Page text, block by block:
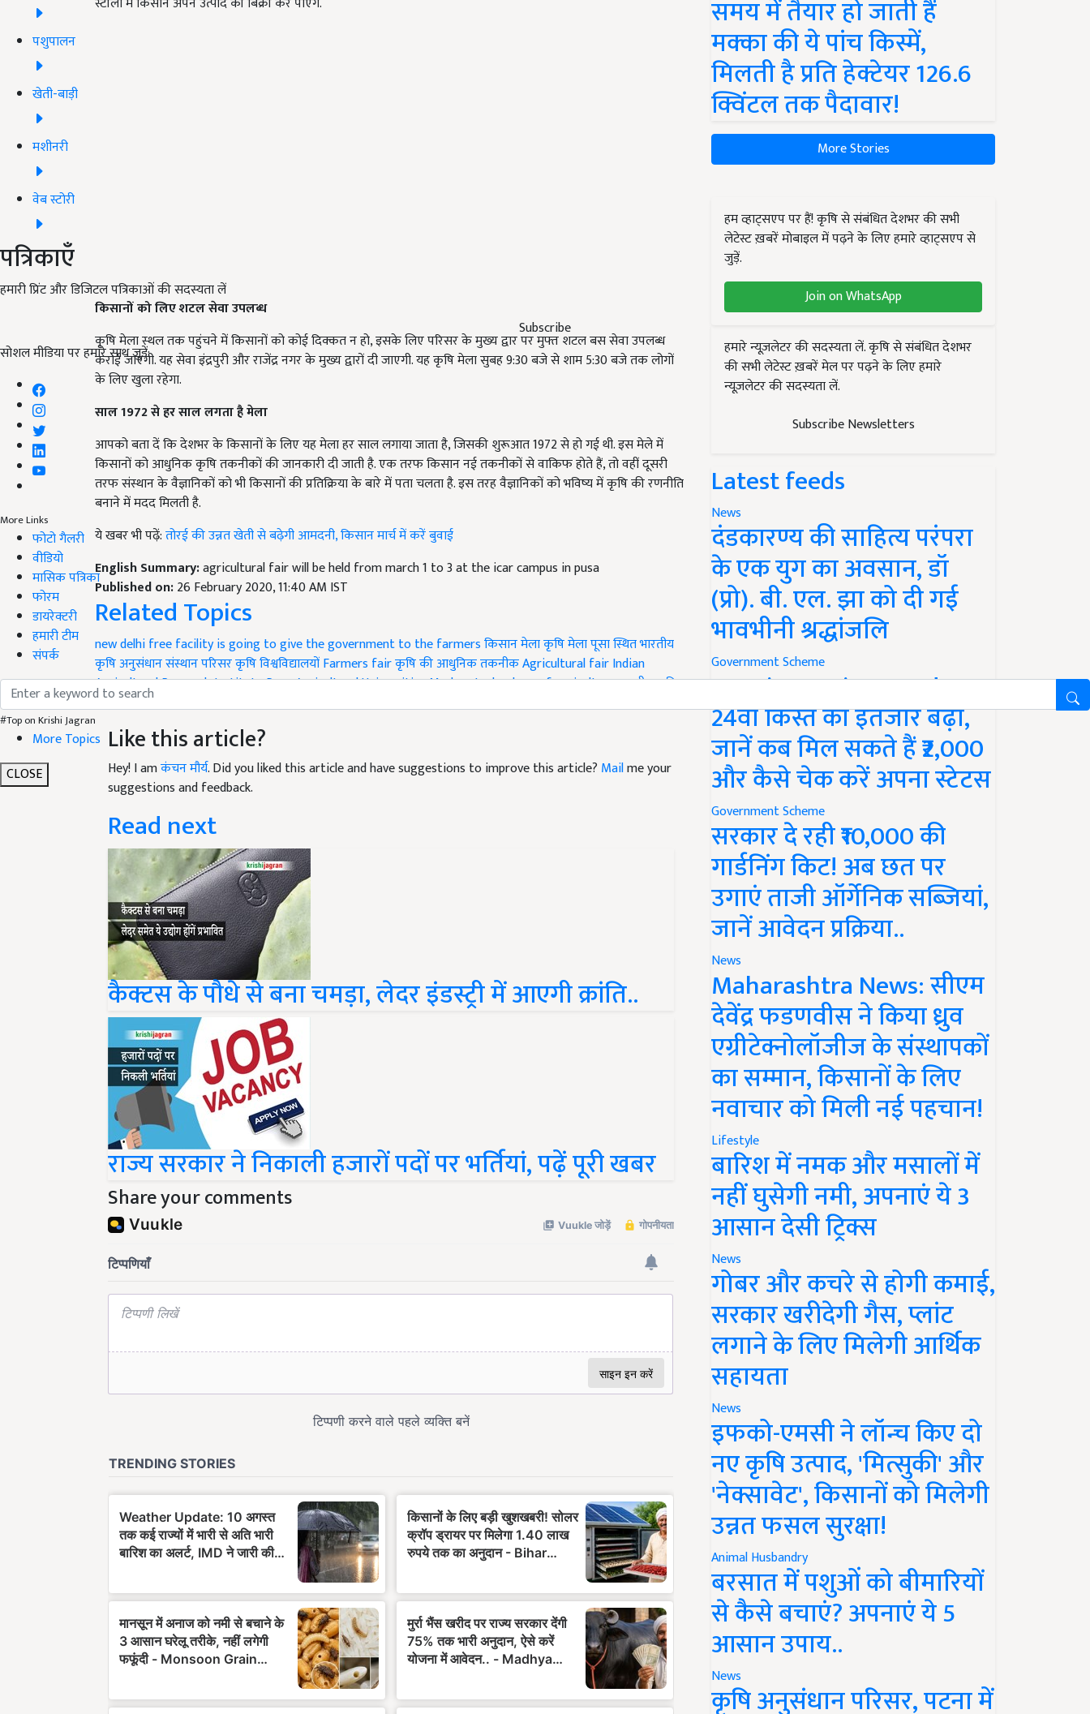
पशुपालन
खेती-बाड़ी
मशीनरी
वेब स्टोरी
पत्रिकाएँ
हमारी प्रिंट और डिजिटल पत्रिकाओं की सदस्यता लें
Subscribe
सोशल मीडिया पर हमारे साथ जुड़ें:
More Links
फोटो गैलरी
वीडियो
मासिक पत्रिका
फोरम
डायरेक्टरी
हमारी टीम
संपर्क
#Top on Krishi Jagran
More Topics
CLOSE
किसानों को लिएशटल सेवा उपलब्ध
कृषि मेला स्थल तक पहुंचने में किसानों को कोई दिक्कत न हो, इसके लिए परिसर के मुख्य द्वार पर मुफ्त शटल बस सेवा उपलब्ध
कराई जाएगी. यह सेवा इंद्रपुरी और राजेंद्र नगर के मुख्य द्वारों दी जाएगी. यह कृषि मेला सुबह 9:30 बजे से शाम 5:30 बजे तक लोगों
के लिए खुला रहेगा.
साल 1972 से हर साल लगता है मेला
आपको बता दें कि देशभर के किसानों के लिए यह मेला हर साल लगाया जाता है, जिसकी शुरूआत 1972 से हो गई थी. इस मेले में
किसानों को आधुनिक कृषि तकनीकों की जानकारी दी जाती है. एक तरफ किसान नई तकनीकों से वाकिफ होते हैं, तो वहीं दूसरी
तरफ संस्थान के वैज्ञानिकों को भी किसानों की प्रतिक्रिया के बारे में पता चलता है. इस तरह वैज्ञानिकों को भविष्य में कृषि की रणनीति
बनाने में मदद मिलती है.
ये खबर भी पढ़ें:तोरई की उन्नत खेती से बढ़ेगी आमदनी, किसान मार्च में करें बुवाई
English Summary:agricultural fair will be held from march 1 to 3 at the icar campus in pusa
Published on:26 February 2020, 11:40 AM IST
Related Topics
new delhifree facility is going to give the government to the farmersकिसान मेलाकृषि मेलापूसा स्थित भारतीय
कृषि अनुसंधान संस्थान परिसरकृषि विश्वविद्यालयोंFarmers fairकृषि की आधुनिक तकनीकAgricultural fairIndian
Agricultural Research InstitutePusaAgricultural UniversitiesModern technology of agricultureभारतीय कृषि
अनुसंधान संस्थान
Like this article?
Hey! I amकंचन मौर्य. Did you liked this article and have suggestions to improve this article? Mailme your
suggestions and feedback.
Read next
कैक्टस के पौधे से बना चमड़ा, लेदर इंडस्ट्री में आएगी क्रांति..
राज्य सरकार ने निकाली हजारों पदों पर भर्तियां, पढ़ें पूरी खबर
Share your comments
समय में तैयार हो जाती हैं
मक्का की ये पांच किस्में,
मिलती है प्रति हेक्टेयर 126.6
क्विंटल तक पैदावार!
More Stories
हम व्हाट्सएप पर हैं! कृषि से संबंधित देशभर की सभी
लेटेस्ट ख़बरें मोबाइल में पढ़ने के लिए हमारे व्हाट्सएप से
जुड़ें.
Join on WhatsApp
हमारे न्यूज़लेटर की सदस्यता लें. कृषि से संबंधित देशभर
की सभी लेटेस्ट ख़बरें मेल पर पढ़ने के लिए हमारे
न्यूज़लेटर की सदस्यता लें.
Subscribe Newsletters
Latest feeds
News
दंडकारण्य की साहित्य परंपरा
के एक युग का अवसान, डॉ
(प्रो). बी. एल. झा को दी गई
भावभीनी श्रद्धांजलि
Government Scheme
PM Kisan Yojana Update:
24वीं किस्त का इंतजार बढ़ा,
जानें कब मिल सकते हैं ₹2,000
और कैसे चेक करें अपना स्टेटस
Government Scheme
सरकार दे रही ₹10,000 की
गार्डनिंग किट! अब छत पर
उगाएं ताजी ऑर्गेनिक सब्जियां,
जानें आवेदन प्रक्रिया..
News
Maharashtra News: सीएम
देवेंद्र फडणवीस ने किया ध्रुव
एग्रीटेक्नोलॉजीज के संस्थापकों
का सम्मान, किसानों के लिए
नवाचार को मिली नई पहचान!
Lifestyle
बारिश में नमक और मसालों में
नहीं घुसेगी नमी, अपनाएं ये 3
आसान देसी ट्रिक्स
News
गोबर और कचरे से होगी कमाई,
सरकार खरीदेगी गैस, प्लांट
लगाने के लिए मिलेगी आर्थिक
सहायता
News
इफको-एमसी ने लॉन्च किए दो
नए कृषि उत्पाद, 'मित्सुकी' और
'नेक्सावेट', किसानों को मिलेगी
उन्नत फसल सुरक्षा!
Animal Husbandry
बरसात में पशुओं को बीमारियों
से कैसे बचाएं? अपनाएं ये 5
आसान उपाय..
News
कृषि अनुसंधान परिसर, पटना में